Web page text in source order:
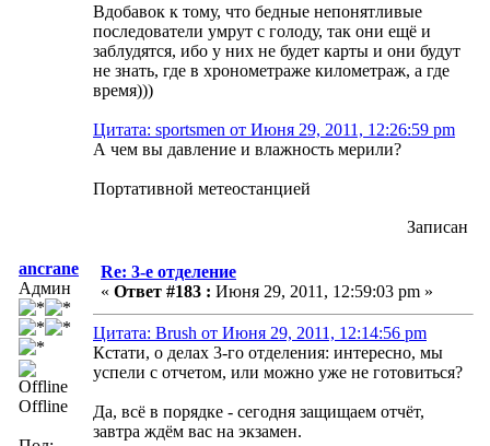
Вдобавок к тому, что бедные непонятливые
последователи умрут с голоду, так они ещё и
заблудятся, ибо у них не будет карты и они будут
не знать, где в хронометраже километраж, а где
время)))
Цитата: sportsmen от Июня 29, 2011, 12:26:59 pm
А чем вы давление и влажность мерили?
Портативной метеостанцией
Записан
ancrane
Админ
Offline
Re: 3-е отделение
« Ответ #183 : Июня 29, 2011, 12:59:03 pm »
Цитата: Brush от Июня 29, 2011, 12:14:56 pm
Кстати, о делах 3-го отделения: интересно, мы
успели с отчетом, или можно уже не готовиться?
Да, всё в порядке - сегодня защищаем отчёт,
завтра ждём вас на экзамен.